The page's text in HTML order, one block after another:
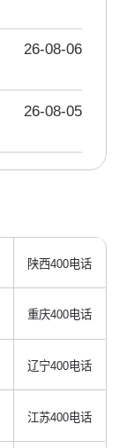
26-08-06
26-08-05
陕西400电话
重庆400电话
辽宁400电话
江苏400电话